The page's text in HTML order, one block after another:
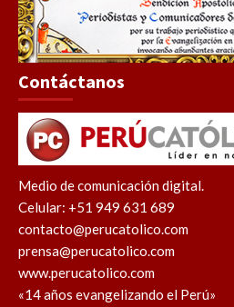
Contáctanos
Medio de comunicación digital.
Celular: +51 949 631 689
contacto@perucatolico.com
prensa@perucatolico.com
www.perucatolico.com
«14 años evangelizando el Perú»